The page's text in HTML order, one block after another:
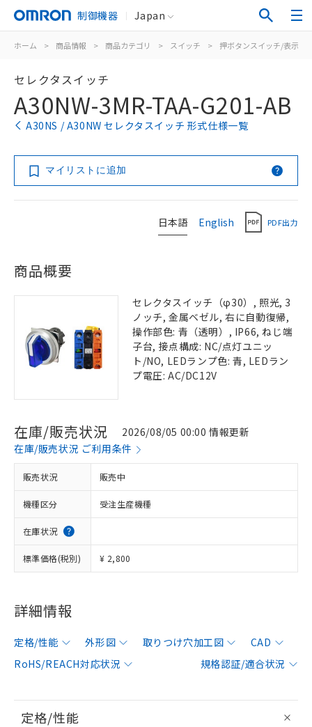
制御機器 Japan
ホーム > 商品情報 > 商品カテゴリ > スイッチ > 押ボタンスイッチ/表示灯
セレクタスイッチ
A30NW-3MR-TAA-G201-AB
A30NS / A30NW セレクタスイッチ 形式仕様一覧
マイリストに追加
日本語 English PDF出力
商品概要
セレクタスイッチ（φ30）, 照光, 3
ノッチ, 金属ベゼル, 右に自動復帰,
操作部色: 青（透明）, IP66, ねじ端
子台, 接点構成: NC/点灯ユニッ
ト/NO, LEDランプ色: 青, LEDラン
プ電圧: AC/DC12V
在庫/販売状況
2026/08/05 00:00 情報更新
在庫/販売状況 ご利用条件
販売状況 販売中
機種区分 受注生産機種
在庫状況
標準価格(税別) ¥ 2,800
詳細情報
定格/性能 外形図 取りつけ穴加工図
CAD
RoHS/REACH対応状況
規格認証/適合状況
定格/性能